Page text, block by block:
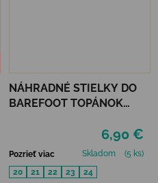
NÁHRADNÉ STIELKY DO
BAREFOOT TOPÁNOK
6,90 €
Pozrieť viac Skladom
(5 ks)
20
21 22 23
24